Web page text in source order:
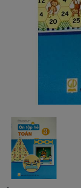
SÁCH
THIẾU
NGOẠI
NGỮ
VPP
-
ĐỒ
DÙNG